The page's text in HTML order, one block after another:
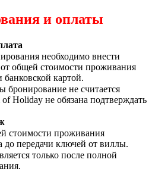
и оплаты
необходимо внести
общей стоимости проживания
картой.
бронирование не считается
Holiday не обязана подтверждать
стоимости проживания
до передачи ключей от виллы.
только после полной